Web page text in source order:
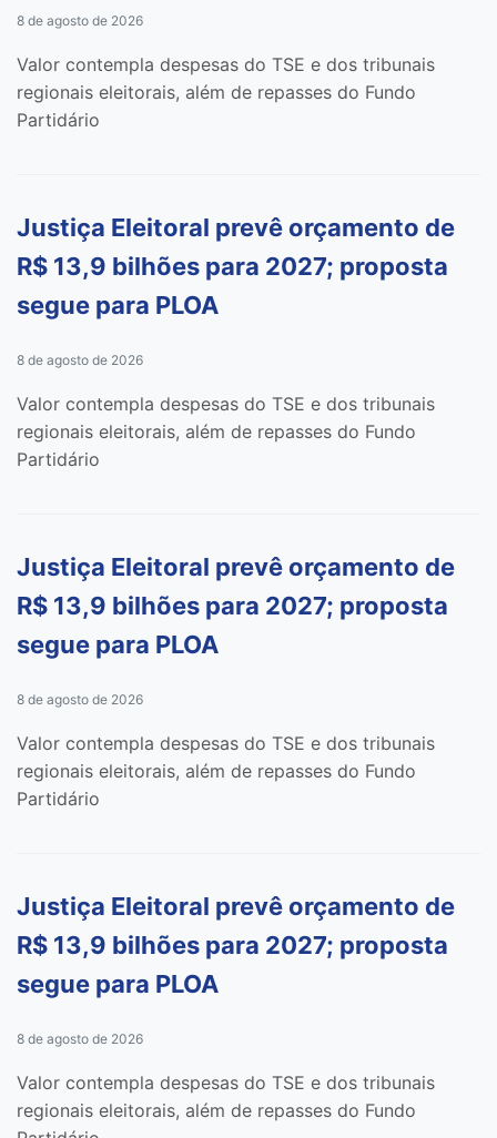
8 de agosto de 2026
Valor contempla despesas do TSE e dos tribunais
regionais eleitorais, além de repasses do Fundo
Partidário
Justiça Eleitoral prevê orçamento de
R$ 13,9 bilhões para 2027; proposta
segue para PLOA
8 de agosto de 2026
Valor contempla despesas do TSE e dos tribunais
regionais eleitorais, além de repasses do Fundo
Partidário
Justiça Eleitoral prevê orçamento de
R$ 13,9 bilhões para 2027; proposta
segue para PLOA
8 de agosto de 2026
Valor contempla despesas do TSE e dos tribunais
regionais eleitorais, além de repasses do Fundo
Partidário
Justiça Eleitoral prevê orçamento de
R$ 13,9 bilhões para 2027; proposta
segue para PLOA
8 de agosto de 2026
Valor contempla despesas do TSE e dos tribunais
regionais eleitorais, além de repasses do Fundo